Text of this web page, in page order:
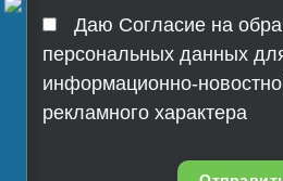
Даю Согласие на
персональных данных
информационно-
рекламного характера